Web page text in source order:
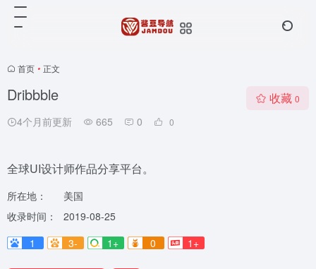
首页 • 正文
Dribbble
4个月前更新 665 0 0
收藏 0
全球UI设计师作品分享平台。
所在地：
美国
收录时间：
2019-08-25
1
3- 1+ 0 1+